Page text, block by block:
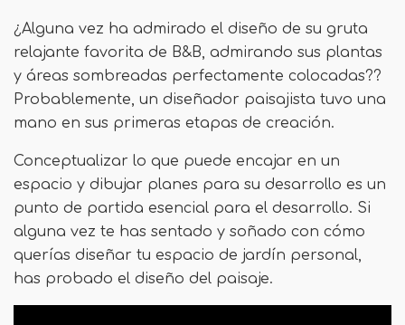
¿Alguna vez ha admirado el diseño de su gruta
relajante favorita de B&B, admirando sus plantas
y áreas sombreadas perfectamente colocadas??
Probablemente, un diseñador paisajista tuvo una
mano en sus primeras etapas de creación.
Conceptualizar lo que puede encajar en un
espacio y dibujar planes para su desarrollo es un
punto de partida esencial para el desarrollo. Si
alguna vez te has sentado y soñado con cómo
querías diseñar tu espacio de jardín personal,
has probado el diseño del paisaje.